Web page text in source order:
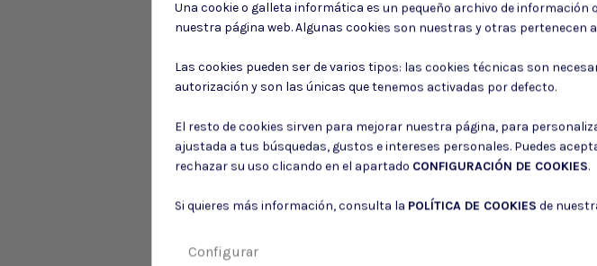
Consiento el uso de mis datos
Una cookie o galleta informática es un pequeño archivo de
nuestra página web. Algunas cookies son nuestras y otras
Las cookies pueden ser de varios tipos: las cookies técnicas son
autorización y son las únicas que tenemos activadas por defecto.
El resto de cookies sirven para mejorar nuestra página, para
ajustada a tus búsquedas, gustos e intereses personales. Puedes
rechazar su uso clicando en el apartado CONFIGURACIÓN DE COOKIES.
Si quieres más información, consulta la POLÍTICA DE COOKIES de
Configurar